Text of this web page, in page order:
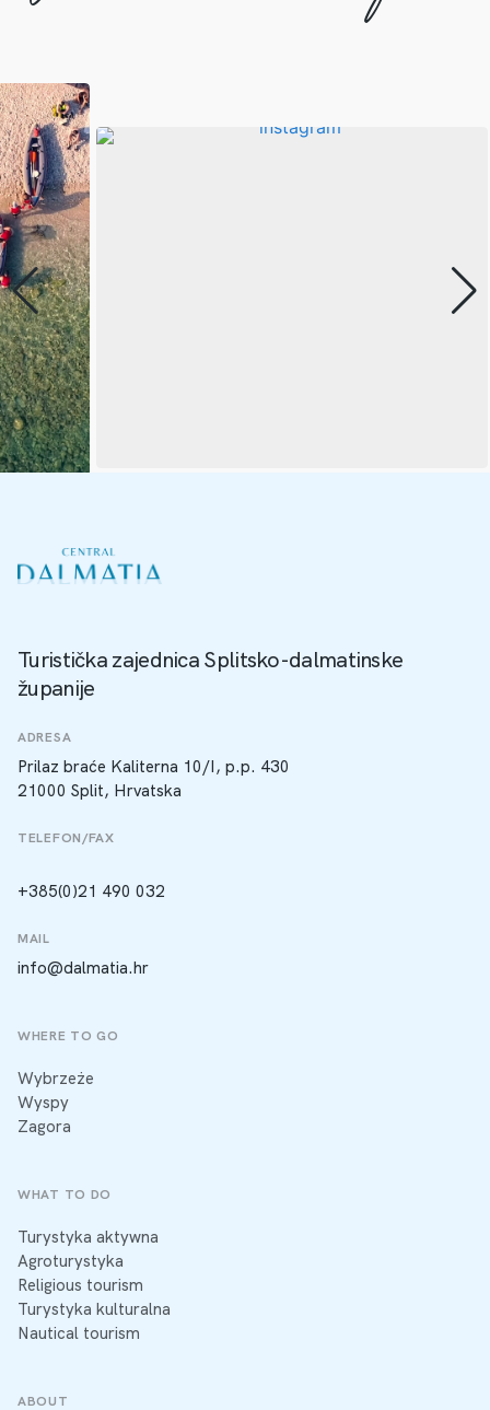
Turistička zajednica Splitsko-dalmatinske
županije
ADRESA
Prilaz braće Kaliterna 10/I, p.p. 430
21000 Split, Hrvatska
TELEFON/FAX
+385(0)21 490 032
MAIL
info@dalmatia.hr
WHERE TO GO
Wybrzeże
Wyspy
Zagora
WHAT TO DO
Turystyka aktywna
Agroturystyka
Religious tourism
Turystyka kulturalna
Nautical tourism
ABOUT